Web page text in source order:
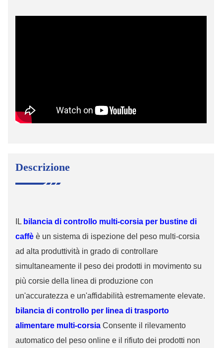
Descrizione
IL bilancia di controllo multi-corsia per bustine di
caffèè un sistema di ispezione del peso multi-corsia
ad alta produttività in grado di controllare
simultaneamente il peso dei prodotti in movimento su
più corsie della linea di produzione con
un'accuratezza e un'affidabilità estremamente elevate.
bilancia di controllo per linea di trasporto
alimentare multi-corsiaConsente il rilevamento
automatico del peso online e il rifiuto dei prodotti non